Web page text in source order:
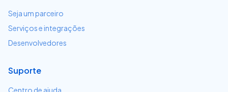
Seja um parceiro
Serviços e integrações
Desenvolvedores
Suporte